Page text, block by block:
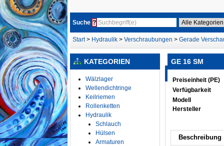
Suche ?
Start> Hydraulik > Verschraubungen > Gerade
KATEGORIEN
Wälzlager
Wellendichtringe
Keilriemen
Rollenketten
Hydraulik
Schlauch
Hülsen
Armaturen
GE 16 SM
Preiseinheit (PE)
Verfügbarkeit
Modell
Hersteller
Beschreibung